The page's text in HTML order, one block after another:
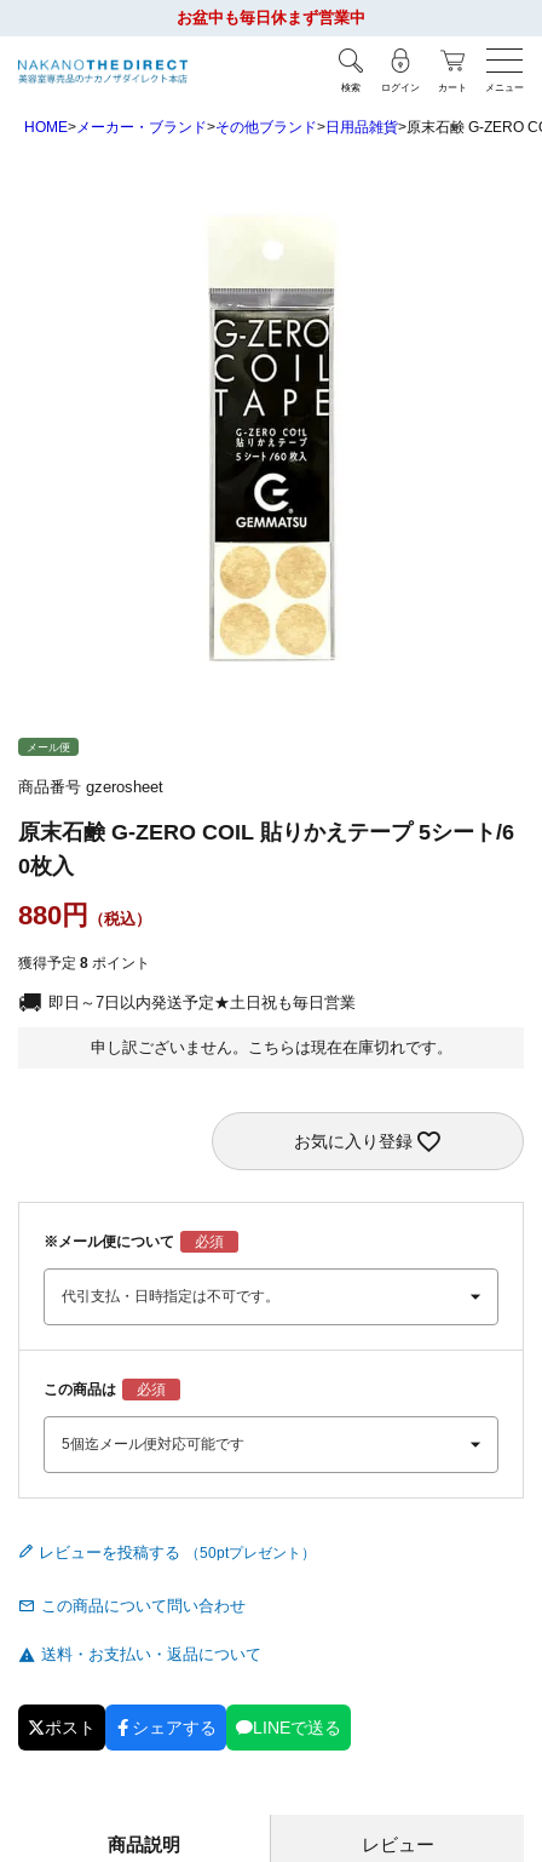
お盆中も毎日休まず営業中
検索 ログイン カート メニュー
HOME メーカー・ブランド その他ブランド 日用品雑貨 原末石鹸 G-ZERO
メール便
商品番号 gzerosheet
原末石鹸 G-ZERO COIL 貼りかえテープ 5シート/6
0枚入
880
獲得予定 8 ポイント
即日～7日以内発送予定★土日祝も毎日営業
申し訳ございません。こちらは現在在庫切れです。
お気に入り登録
※メール便について
この商品は
レビューを投稿する
この商品について問い合わせ
送料・お支払い・返品について
ポスト シェアする LINEで送る
商品説明 レビュー